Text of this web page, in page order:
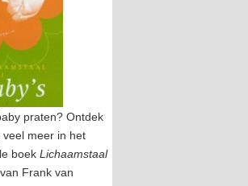
praten? Ontdek
meer in het
boek Lichaamstaal
Frank van